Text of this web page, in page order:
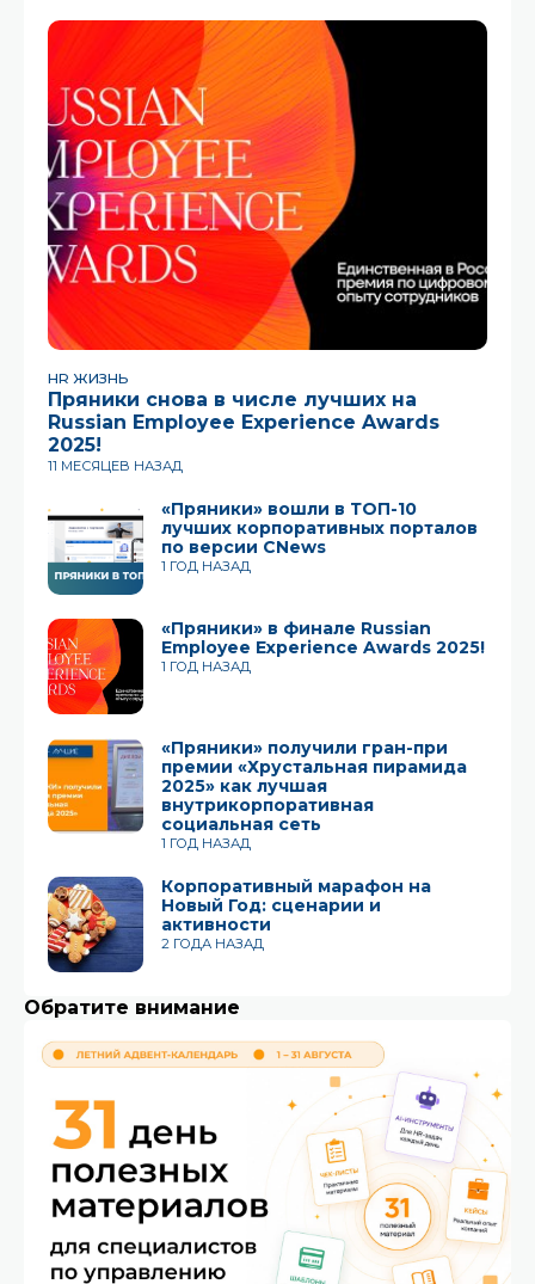
HR ЖИЗНЬ
Пряники снова в числе лучших на
Russian Employee Experience Awards
2025!
11 МЕСЯЦЕВ НАЗАД
«Пряники» вошли в ТОП-10
лучших корпоративных порталов
по версии CNews
1 ГОД НАЗАД
«Пряники» в финале Russian
Employee Experience Awards 2025!
1 ГОД НАЗАД
«Пряники» получили гран-при
премии «Хрустальная пирамида
2025» как лучшая
внутрикорпоративная
социальная сеть
1 ГОД НАЗАД
Корпоративный марафон на
Новый Год: сценарии и
активности
2 ГОДА НАЗАД
Обратите внимание